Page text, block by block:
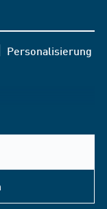
Personalisierung